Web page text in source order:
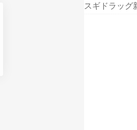
スギドラッグ